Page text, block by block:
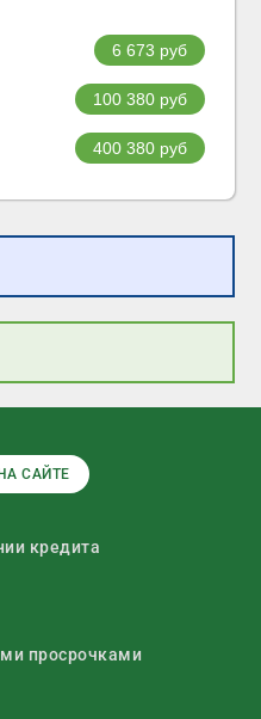
6 673 руб
100 380руб
400 380руб
САЙТЕ
кредита
просрочками